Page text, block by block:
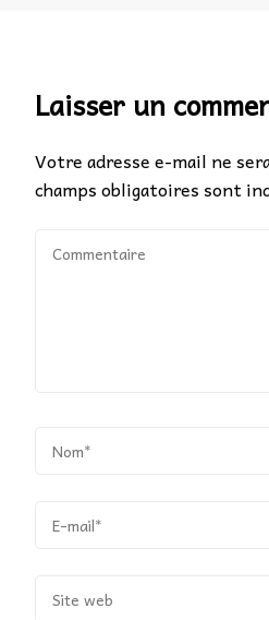
Laisser un
Votre adresse e-mail ne
champs obligatoires sont